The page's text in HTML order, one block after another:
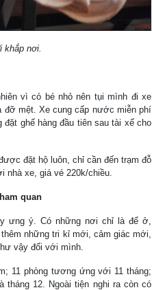
khắp nơi.
vì có bé nhỏ nên tụi mình đi xe
đỡ mệt. Xe cung cấp nước miễn phí
ghế hàng đầu tiên sau tài xế cho
đặt hộ luôn, chỉ cần đến trạm đỗ
nhà xe, giá vé 220k/chiều.
quan
ưng ý. Có những nơi chỉ là để ở,
những tri kỉ mới, cảm giác mới,
vậy đối với mình.
11 phòng tương ứng với 11 tháng;
tháng 12. Ngoài tiện nghi ra còn có